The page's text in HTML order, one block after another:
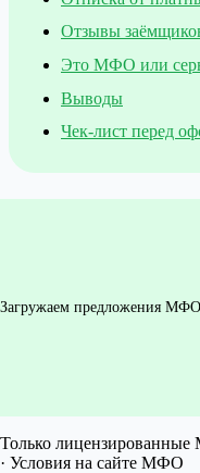
Отзывы
Это МФО или
Выводы
Чек-лист перед
Загружаем предложения
Только
· Условия на сайте МФО